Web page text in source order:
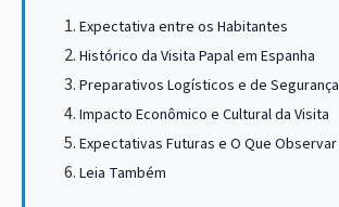
Expectativa entre os Habitantes
Histórico da Visita Papal em Espanha
Preparativos Logísticos e de Segurança
Impacto Econômico e Cultural da Visita
Expectativas Futuras e O Que Observar
Leia Também